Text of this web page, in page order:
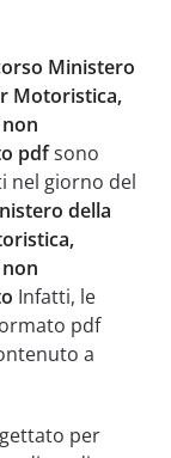
Ministero
Motoristica,
pdfsono
nel giorno del
della
Infatti, le
pdf
a
per